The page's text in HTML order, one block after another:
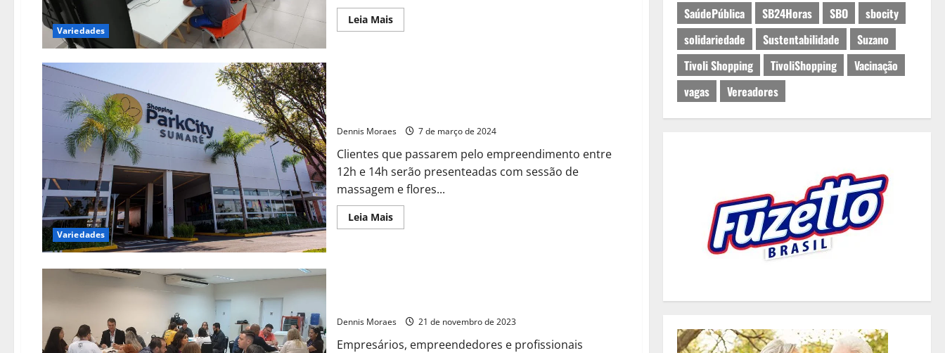
Variedades
Leia Mais
Variedades
Dennis Moraes 7 de março de 2024
Clientes que passarem pelo empreendimento entre
12h e 14h serão presenteadas com sessão de
massagem e flores...
Leia Mais
Dennis Moraes 21 de novembro de 2023
Empresários, empreendedores e profissionais
SaúdePública
SB24Horas SBO
sbocity
solidariedade
Sustentabilidade
Suzano
Tivoli Shopping
TivoliShopping
Vacinação
vagas
Vereadores